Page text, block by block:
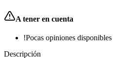
A tener en cuenta
!Pocas opiniones disponibles
Descripción